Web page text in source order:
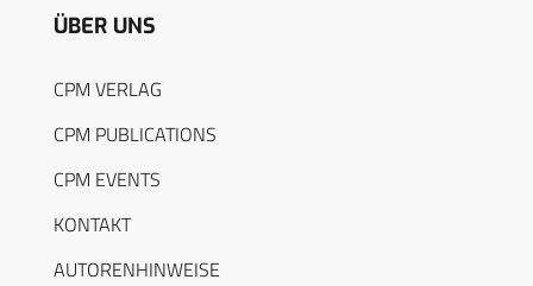
ÜBER UNS
CPM VERLAG
CPM PUBLICATIONS
CPM EVENTS
KONTAKT
AUTORENHINWEISE